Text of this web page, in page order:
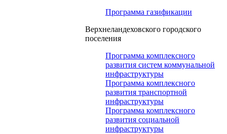
Программа газификации
Верхнеландеховского городского
поселения
Программа комплексного
развития систем коммунальной
инфраструктуры
Программа комплексного
развития транспортной
инфраструктуры
Программа комплексного
развития социальной
инфраструктуры